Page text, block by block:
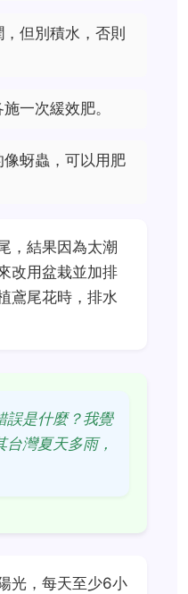
但別積水，否則
一次緩效肥。
蚜蟲，可以用肥
，結果因為太潮
改用盆栽並加排
鳶尾花時，排水
誤是什麼？我覺
灣夏天多雨，
光，每天至少6小